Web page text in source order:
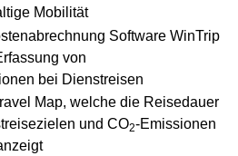
Mobilität
Software WinTrip
von
bei Dienstreisen
Map, welche die Reisedauer
und CO2-Emissionen